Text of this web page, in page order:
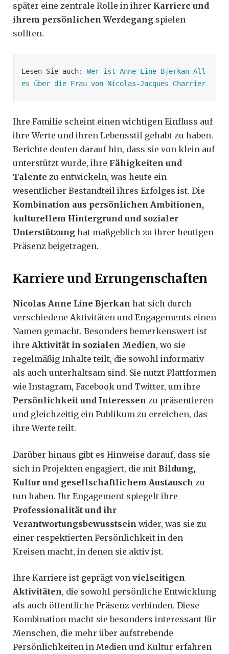
später eine zentrale Rolle in ihrer Karriere und
ihrem persönlichen Werdegang spielen
sollten.
Lesen Sie auch: Wer ist Anne Line Bjerkan All
es über die Frau von Nicolas-Jacques Charrier
Ihre Familie scheint einen wichtigen Einfluss auf
ihre Werte und ihren Lebensstil gehabt zu haben.
Berichte deuten darauf hin, dass sie von klein auf
unterstützt wurde, ihre Fähigkeiten und
Talente zu entwickeln, was heute ein
wesentlicher Bestandteil ihres Erfolges ist. Die
Kombination aus persönlichen Ambitionen,
kulturellem Hintergrund und sozialer
Unterstützung hat maßgeblich zu ihrer heutigen
Präsenz beigetragen.
Karriere und Errungenschaften
Nicolas Anne Line Bjerkan hat sich durch
verschiedene Aktivitäten und Engagements einen
Namen gemacht. Besonders bemerkenswert ist
ihre Aktivität in sozialen Medien, wo sie
regelmäßig Inhalte teilt, die sowohl informativ
als auch unterhaltsam sind. Sie nutzt Plattformen
wie Instagram, Facebook und Twitter, um ihre
Persönlichkeit und Interessen zu präsentieren
und gleichzeitig ein Publikum zu erreichen, das
ihre Werte teilt.
Darüber hinaus gibt es Hinweise darauf, dass sie
sich in Projekten engagiert, die mit Bildung,
Kultur und gesellschaftlichem Austausch zu
tun haben. Ihr Engagement spiegelt ihre
Professionalität und ihr
Verantwortungsbewusstsein wider, was sie zu
einer respektierten Persönlichkeit in den
Kreisen macht, in denen sie aktiv ist.
Ihre Karriere ist geprägt von vielseitigen
Aktivitäten, die sowohl persönliche Entwicklung
als auch öffentliche Präsenz verbinden. Diese
Kombination macht sie besonders interessant für
Menschen, die mehr über aufstrebende
Persönlichkeiten in Medien und Kultur erfahren